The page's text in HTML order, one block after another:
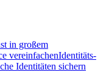
in großem
vereinfachenIdentitäts-
Identitäten sichern